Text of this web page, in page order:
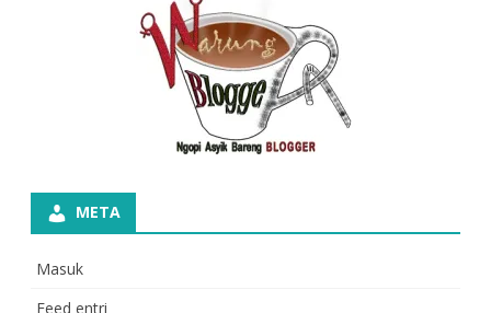
META
Masuk
Feed entri